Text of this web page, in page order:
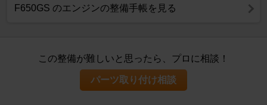
F650GS のエンジンの整備手帳を見る
この整備が難しいと思ったら、プロに相談！
パーツ取り付け相談